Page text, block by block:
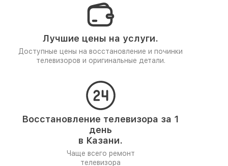
Лучшие цены на услуги.
Доступные цены на восстановление и починки
телевизоров и оригинальные детали.
Восстановление телевизора за 1
день
в Казани.
Чаще всего ремонт
телевизора